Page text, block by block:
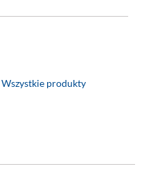
Wszystkie produkty